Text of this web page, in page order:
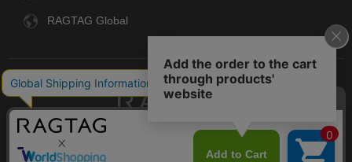
RAGTAG Global
デザイナーズブランドのユーズド・セレクトショップ